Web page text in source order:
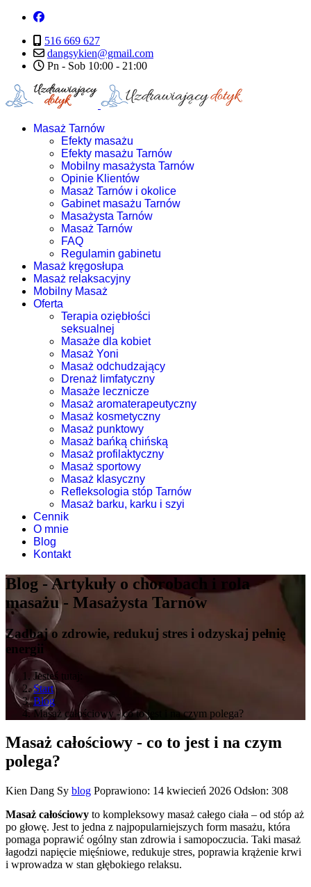
516 669 627
dangsykien@gmail.com
Pn - Sob 10:00 - 21:00
Masaż Tarnów
Efekty masażu
Efekty masażu Tarnów
Mobilny masażysta Tarnów
Opinie Klientów
Masaż Tarnów i okolice
Gabinet masażu Tarnów
Masażysta Tarnów
Masaż Tarnów
FAQ
Regulamin gabinetu
Masaż kręgosłupa
Masaż relaksacyjny
Mobilny Masaż
Oferta
Terapia oziębłości
seksualnej
Masaże dla kobiet
Masaż Yoni
Masaż odchudzający
Drenaż limfatyczny
Masaże lecznicze
Masaż aromaterapeutyczny
Masaż kosmetyczny
Masaż punktowy
Masaż bańką chińską
Masaż profilaktyczny
Masaż sportowy
Masaż klasyczny
Refleksologia stóp Tarnów
Masaż barku, karku i szyi
Cennik
O mnie
Blog
Kontakt
Blog - Artykuły o chorobach i rola
masażu - Masażysta Tarnów
Zadbaj o zdrowie, redukuj stres i odzyskaj pełnię
energii
Jesteś tutaj:
Start
Blog
Masaż całościowy - co to jest i na czym polega?
Masaż całościowy - co to jest i na czym
polega?
Kien Dang Sy blog Poprawiono: 14 kwiecień 2026 Odsłon: 308
Masaż całościowy to kompleksowy masaż całego ciała – od stóp aż
po głowę. Jest to jedna z najpopularniejszych form masażu, która
pomaga poprawić ogólny stan zdrowia i samopoczucia. Taki masaż
łagodzi napięcie mięśniowe, redukuje stres, poprawia krążenie krwi
i wprowadza w stan głębokiego relaksu.